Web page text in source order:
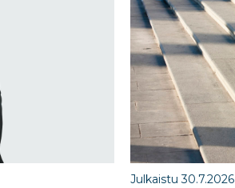
Julkaistu 30.7.2026